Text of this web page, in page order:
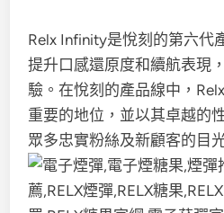
Relx Infinity是悅刻的第六代
提升口感還原度和續航表現
驗。在悅刻的產品線中，
重要的地位，並以其卓越的
眾多忠實粉絲及新顧客的目